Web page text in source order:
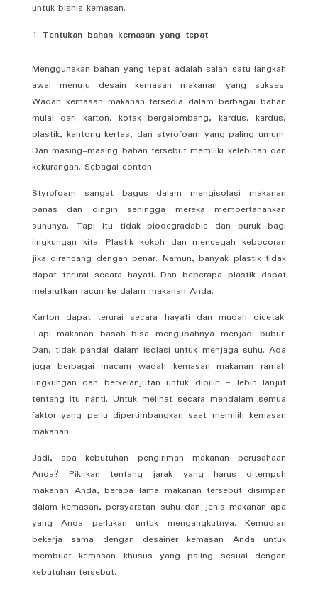
untuk bisnis kemasan.
Tentukan bahan kemasan yang tepat
Menggunakan bahan yang tepat adalah salah satu langkah
awal menuju desain kemasan makanan yang sukses.
Wadah kemasan makanan tersedia dalam berbagai bahan
mulai dari karton, kotak bergelombang, kardus, kardus,
plastik, kantong kertas, dan styrofoam yang paling umum.
Dan masing-masing bahan tersebut memiliki kelebihan dan
kekurangan. Sebagai contoh:
Styrofoam sangat bagus dalam mengisolasi makanan
panas dan dingin sehingga mereka mempertahankan
suhunya. Tapi itu tidak biodegradable dan buruk bagi
lingkungan kita. Plastik kokoh dan mencegah kebocoran
jika dirancang dengan benar. Namun, banyak plastik tidak
dapat terurai secara hayati. Dan beberapa plastik dapat
melarutkan racun ke dalam makanan Anda.
Karton dapat terurai secara hayati dan mudah dicetak.
Tapi makanan basah bisa mengubahnya menjadi bubur.
Dan, tidak pandai dalam isolasi untuk menjaga suhu. Ada
juga berbagai macam wadah kemasan makanan ramah
lingkungan dan berkelanjutan untuk dipilih – lebih lanjut
tentang itu nanti. Untuk melihat secara mendalam semua
faktor yang perlu dipertimbangkan saat memilih kemasan
makanan.
Jadi, apa kebutuhan pengiriman makanan perusahaan
Anda? Pikirkan tentang jarak yang harus ditempuh
makanan Anda, berapa lama makanan tersebut disimpan
dalam kemasan, persyaratan suhu dan jenis makanan apa
yang Anda perlukan untuk mengangkutnya. Kemudian
bekerja sama dengan desainer kemasan Anda untuk
membuat kemasan khusus yang paling sesuai dengan
kebutuhan tersebut.